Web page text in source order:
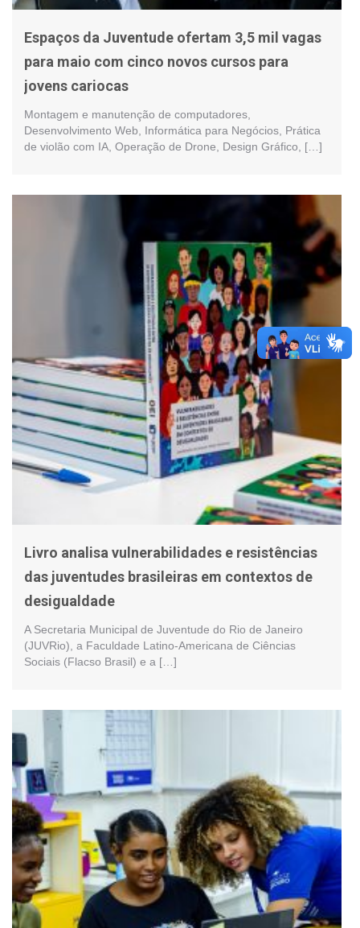
Espaços da Juventude ofertam 3,5 mil vagas
para maio com cinco novos cursos para
jovens cariocas
Montagem e manutenção de computadores,
Desenvolvimento Web, Informática para Negócios, Prática
de violão com IA, Operação de Drone, Design Gráfico, […]
Livro analisa vulnerabilidades e resistências
das juventudes brasileiras em contextos de
desigualdade
A Secretaria Municipal de Juventude do Rio de Janeiro
(JUVRio), a Faculdade Latino-Americana de Ciências
Sociais (Flacso Brasil) e a […]